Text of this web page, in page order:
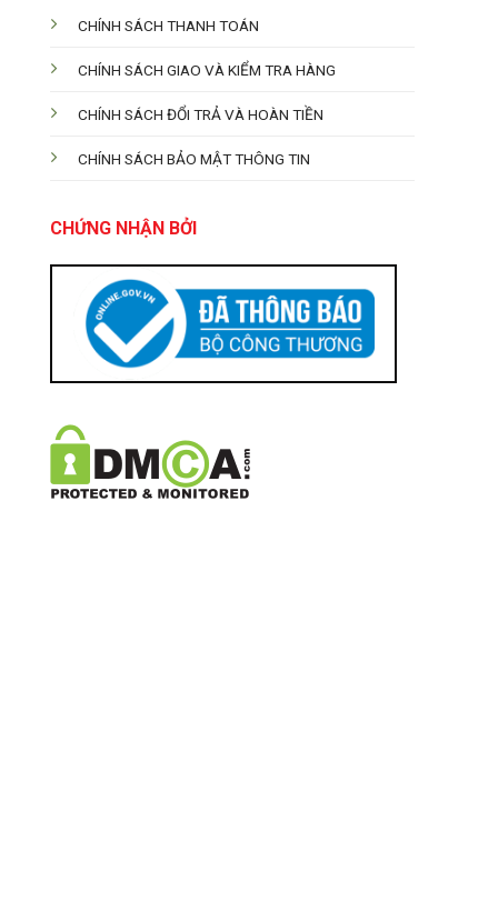
CHÍNH SÁCH THANH TOÁN
CHÍNH SÁCH GIAO VÀ KIỂM TRA HÀNG
CHÍNH SÁCH ĐỔI TRẢ VÀ HOÀN TIỀN
CHÍNH SÁCH BẢO MẬT THÔNG TIN
CHỨNG NHẬN BỞI